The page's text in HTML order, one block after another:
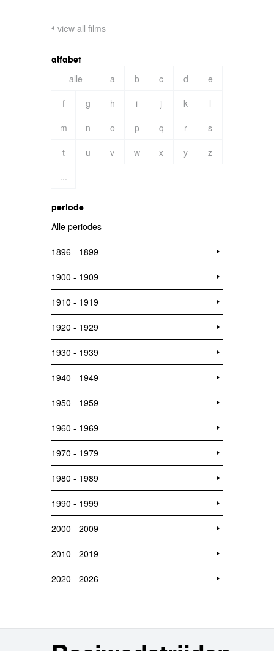
view all films
alfabet
alle a b c d
e
f
g h i j k
l
m
n o p q r
s
t
u v w x y
z
...
periode
Alle periodes
1896 - 1899
1900 - 1909
1910 - 1919
1920 - 1929
1930 - 1939
1940 - 1949
1950 - 1959
1960 - 1969
1970 - 1979
1980 - 1989
1990 - 1999
2000 - 2009
2010 - 2019
2020 - 2026